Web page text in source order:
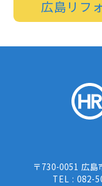
広島リフ
〒730-0051 広
TEL : 082-